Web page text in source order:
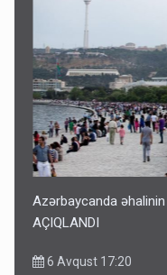
Azərbaycanda
AÇIQLANDI
6 Avqust 17:20